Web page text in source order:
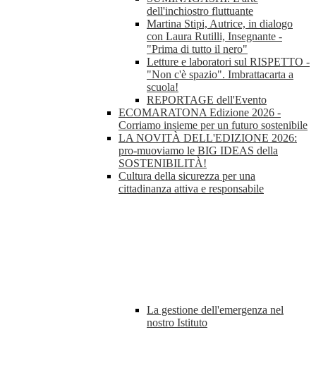
dell'inchiostro fluttuante
Martina Stipi, Autrice, in dialogo
con Laura Rutilli, Insegnante -
"Prima di tutto il nero"
Letture e laboratori sul RISPETTO -
"Non c'è spazio". Imbrattacarta a
scuola!
REPORTAGE dell'Evento
ECOMARATONA Edizione 2026 -
Corriamo insieme per un futuro sostenibile
LA NOVITÀ DELL'EDIZIONE 2026:
pro-muoviamo le BIG IDEAS della
SOSTENIBILITÀ!
Cultura della sicurezza per una
cittadinanza attiva e responsabile
La gestione dell'emergenza nel
nostro Istituto